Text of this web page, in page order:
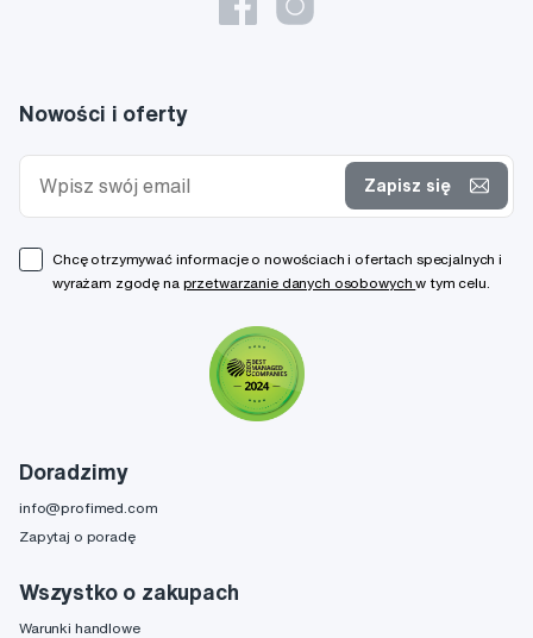
Doradzimy
info@profimed.com
Zapytaj o poradę
Wszystko o zakupach
Warunki handlowe
Nowości i oferty
Zapisz się
Chcę otrzymywać informacje o nowościach i ofertach specjalnych i
wyrażam zgodę na przetwarzanie danych osobowychw tym celu.